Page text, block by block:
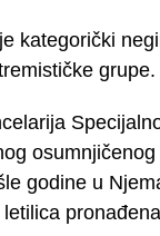
kategorički
grupe.
godine u
letilica